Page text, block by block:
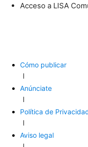
Acceso a LISA
Cómo publicar
Anúnciate
Política de
Aviso legal